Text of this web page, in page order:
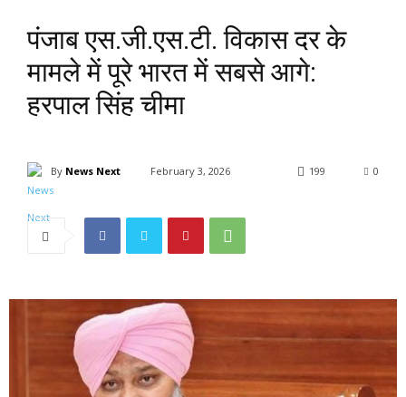
पंजाब एस.जी.एस.टी. विकास दर के
मामले में पूरे भारत में सबसे आगे:
हरपाल सिंह चीमा
By News Next February 3, 2026 0
199